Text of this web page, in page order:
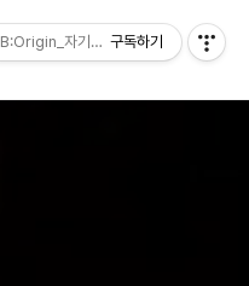
B:Origin_자기다움을 디자인합니다
구독하기